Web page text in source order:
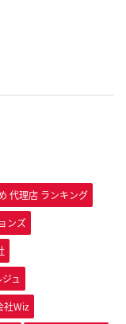
代理店 ランキング
ンズ
ュ
社Wiz